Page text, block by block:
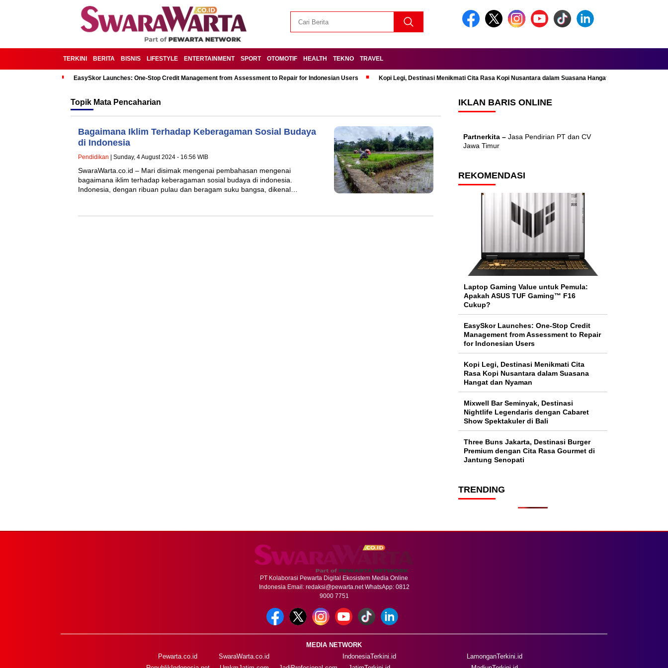
TERKINI BERITA BISNIS LIFESTYLE ENTERTAINMENT SPORT OTOMOTIF HEALTH TEKNO TRAVEL
EasySkor Launches: One-Stop Credit Management from Assessment to Repair for Indonesian Users Kopi Legi, Destinasi Menikmati Cita Rasa Kopi Nusantara dalam Suasana Hangat dan Nyaman
Topik Mata Pencaharian
Bagaimana Iklim Terhadap Keberagaman Sosial Budaya
di Indonesia
Pendidikan | Sunday, 4 August 2024 - 16:56 WIB
SwaraWarta.co.id – Mari disimak mengenai pembahasan mengenai
bagaimana iklim terhadap keberagaman sosial budaya di indonesia.
Indonesia, dengan ribuan pulau dan beragam suku bangsa, dikenal…
IKLAN BARIS ONLINE
Partnerkita – Jasa Pendirian PT dan CV
Jawa Timur
REKOMENDASI
Laptop Gaming Value untuk Pemula:
Apakah ASUS TUF Gaming™ F16
Cukup?
EasySkor Launches: One-Stop Credit
Management from Assessment to Repair
for Indonesian Users
Kopi Legi, Destinasi Menikmati Cita
Rasa Kopi Nusantara dalam Suasana
Hangat dan Nyaman
Mixwell Bar Seminyak, Destinasi
Nightlife Legendaris dengan Cabaret
Show Spektakuler di Bali
Three Buns Jakarta, Destinasi Burger
Premium dengan Cita Rasa Gourmet di
Jantung Senopati
TRENDING
PT Kolaborasi Pewarta Digital Ekosistem Media Online
Indonesia Email: redaksi@pewarta.netWhatsApp: 0812
9000 7751
MEDIA NETWORK
Pewarta.co.id
SwaraWarta.co.id
IndonesiaTerkini.id
LamonganTerkini.id